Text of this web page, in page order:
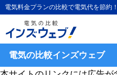
電気料金プランの比較で電気代を節約！
電気の比較インズウェブ